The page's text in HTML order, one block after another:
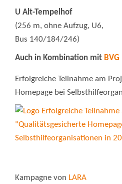
U Alt-Tempelhof
(256 m, ohne Aufzug, U6,
Bus 140/184/246)
Auch in Kombination mit
Erfolgreiche Teilnahme am
Homepage bei
Kampagne von LARA